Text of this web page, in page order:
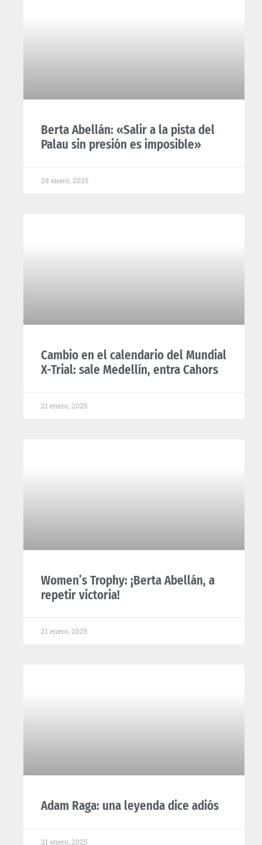
Berta Abellán: «Salir a la pista del
Palau sin presión es imposible»
28 enero, 2025
Cambio en el calendario del Mundial
X-Trial: sale Medellín, entra Cahors
21 enero, 2025
Women’s Trophy: ¡Berta Abellán, a
repetir victoria!
21 enero, 2025
Adam Raga: una leyenda dice adiós
21 enero, 2025